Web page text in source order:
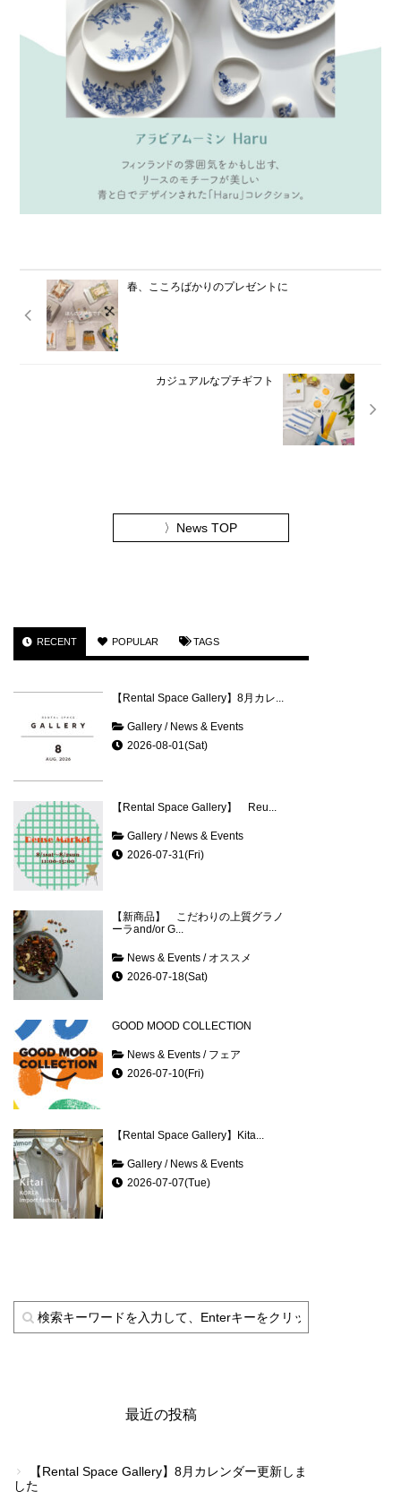
春、こころばかりのプレゼントに
カジュアルなプチギフト
〉 News TOP
RECENT POPULAR TAGS
【Rental Space Gallery】8月カレ...
Gallery / News & Events
2026-08-01(Sat)
【Rental Space Gallery】 Reu...
Gallery / News & Events
2026-07-31(Fri)
【新商品】 こだわりの上質グラノ
ーラand/or G...
News & Events / オススメ
2026-07-18(Sat)
GOOD MOOD COLLECTION
News & Events / フェア
2026-07-10(Fri)
【Rental Space Gallery】Kita...
Gallery / News & Events
2026-07-07(Tue)
最近の投稿
【Rental Space Gallery】8月カレンダー更新しま
した